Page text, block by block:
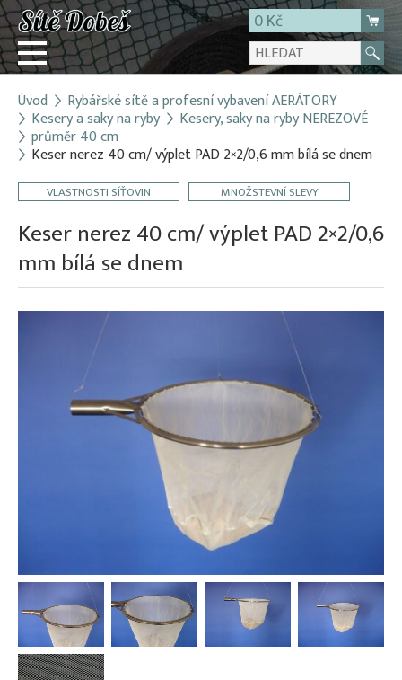
0 Kč
Přihlásit
Registrace
O firmě
Kontakt
Úvod Rybářské sítě a profesní vybavení AERÁTORY
Kesery a saky na ryby Kesery, saky na ryby NEREZOVÉ
průměr 40 cm
Keser nerez 40 cm/ výplet PAD 2×2/0,6 mm bílá se dnem
VLASTNOSTI SÍŤOVIN MNOŽSTEVNÍ SLEVY
Keser nerez 40 cm/ výplet PAD 2×2/0,6
mm bílá se dnem